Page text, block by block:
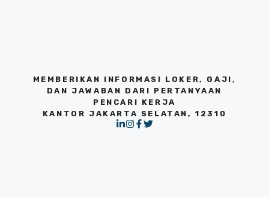
MEMBERIKAN INFORMASI LOKER, GAJI,
DAN JAWABAN DARI PERTANYAAN
PENCARI KERJA
KANTOR JAKARTA SELATAN, 12310